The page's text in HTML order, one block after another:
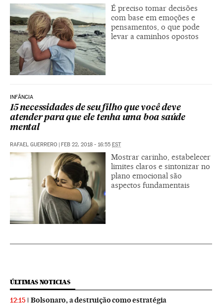
É preciso tomar decisões
com base em emoções e
pensamentos, o que pode
levar a caminhos opostos
INFÂNCIA
15 necessidades de seu filho que você deve
atender para que ele tenha uma boa saúde
mental
RAFAEL GUERRERO FEB 22, 2018 - 16:55 EST
Mostrar carinho, estabelecer
limites claros e sintonizar no
plano emocional são
aspectos fundamentais
ÚLTIMAS NOTICIAS
12:15 Bolsonaro, a destruição como estratégia